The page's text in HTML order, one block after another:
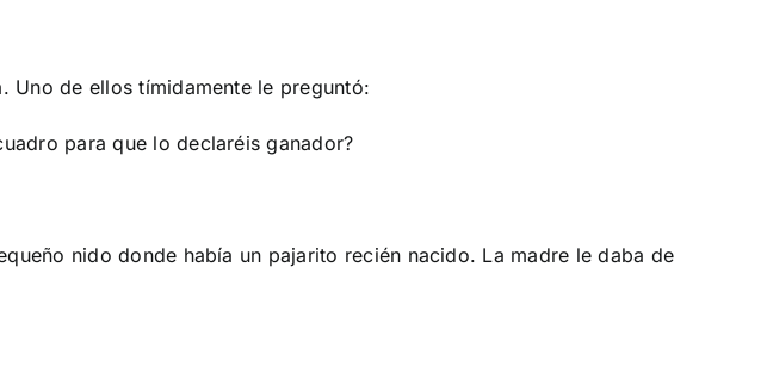
Uno de ellos tímidamente le preguntó:
para que lo declaréis ganador?
nido donde había un pajarito recién nacido. La madre le daba de